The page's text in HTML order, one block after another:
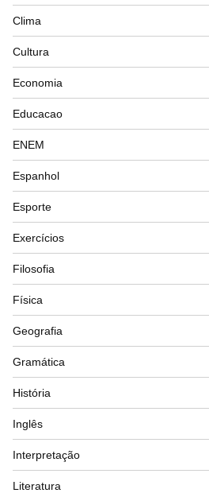
Clima
Cultura
Economia
Educacao
ENEM
Espanhol
Esporte
Exercícios
Filosofia
Física
Geografia
Gramática
História
Inglês
Interpretação
Literatura